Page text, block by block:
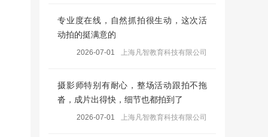
专业度在线，自然抓拍很生动，这次活
动拍的挺满意的
2026-07-01 上海凡智教育科技有限公司
摄影师特别有耐心，整场活动跟拍不拖
沓，成片出得快，细节也都拍到了
2026-07-01 上海凡智教育科技有限公司